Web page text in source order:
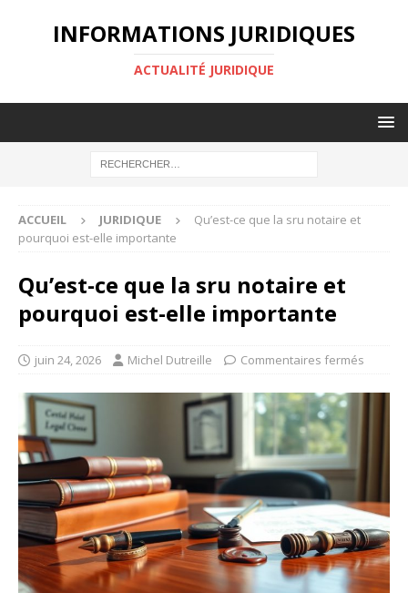
INFORMATIONS JURIDIQUES
ACTUALITÉ JURIDIQUE
ACCUEIL JURIDIQUE
Qu’est-ce que la sru notaire et
pourquoi est-elle importante
Qu’est-ce que la sru notaire et
pourquoi est-elle importante
juin 24, 2026 Michel Dutreille Commentaires fermés